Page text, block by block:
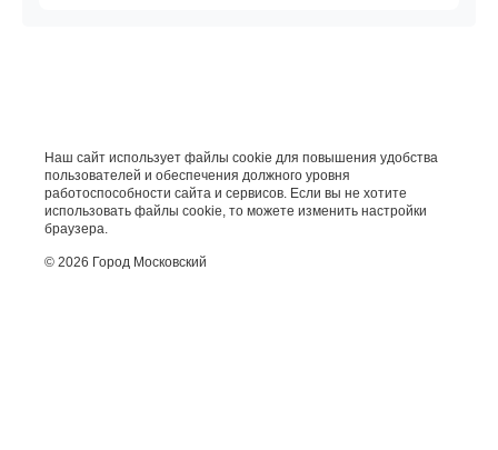
Наш сайт использует файлы cookie для повышения удобства
пользователей и обеспечения должного уровня
работоспособности сайта и сервисов. Если вы не хотите
использовать файлы cookie, то можете изменить настройки
браузера.
© 2026 Город Московский